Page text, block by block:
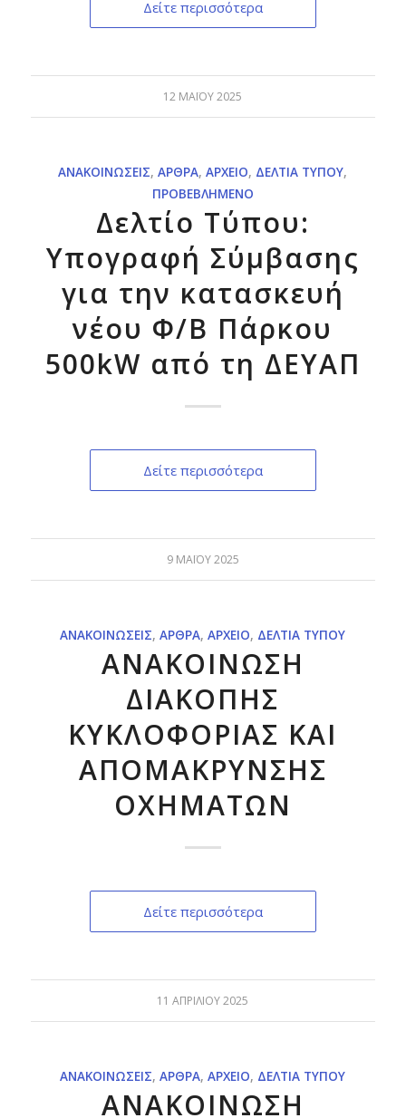
Δείτε περισσότερα
12 ΜΑΪ́ΟΥ 2025
ΑΝΑΚΟΙΝΏΣΕΙΣ,ΆΡΘΡΑ,ΑΡΧΕΊΟ, ΔΕΛΤΊΑ ΤΎΠΟΥ,
ΠΡΟΒΕΒΛΗΜΈΝΟ
Δελτίο Τύπου:
Υπογραφή Σύμβασης
για την κατασκευή
νέου Φ/Β Πάρκου
500kW από τη ΔΕΥΑΠ
Δείτε περισσότερα
9 ΜΑΪ́ΟΥ 2025
ΑΝΑΚΟΙΝΏΣΕΙΣ,ΆΡΘΡΑ,ΑΡΧΕΊΟ, ΔΕΛΤΊΑ ΤΎΠΟΥ
ΑΝΑΚΟΙΝΩΣΗ
ΔΙΑΚΟΠΗΣ
ΚΥΚΛΟΦΟΡΙΑΣ ΚΑΙ
ΑΠΟΜΑΚΡΥΝΣΗΣ
ΟΧΗΜΑΤΩΝ
Δείτε περισσότερα
11 ΑΠΡΙΛΊΟΥ 2025
ΑΝΑΚΟΙΝΏΣΕΙΣ,ΆΡΘΡΑ,ΑΡΧΕΊΟ, ΔΕΛΤΊΑ ΤΎΠΟΥ
ΑΝΑΚΟΙΝΩΣΗ